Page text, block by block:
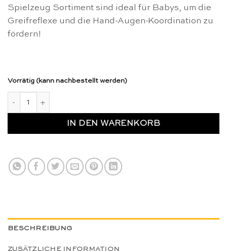
Spielzeug Sortiment sind ideal für Babys, um die
Greifreflexe und die Hand-Augen-Koordination zu
fördern!
Vorrätig (kann nachbestellt werden)
IN DEN WARENKORB
BESCHREIBUNG
ZUSÄTZLICHE INFORMATION